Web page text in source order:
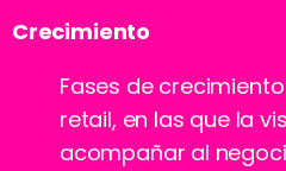
Crecimiento
Fases de
retail, en las que la
acompañar al